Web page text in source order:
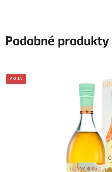
Podobné produkty
AKCIA